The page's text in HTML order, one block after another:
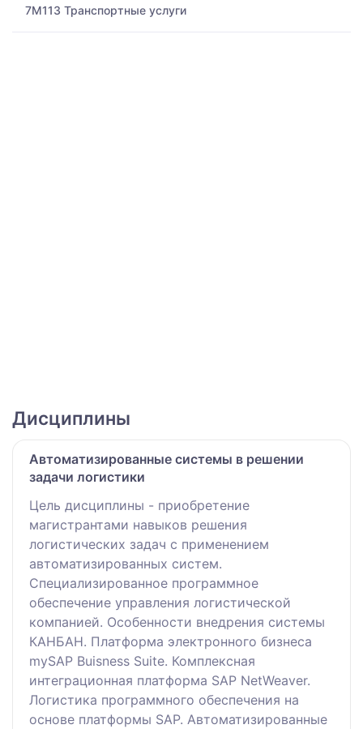
7M113 Транспортные услуги
Дисциплины
Автоматизированные системы в решении
задачи логистики
Цель дисциплины - приобретение
магистрантами навыков решения
логистических задач с применением
автоматизированных систем.
Специализированное программное
обеспечение управления логистической
компанией. Особенности внедрения системы
КАНБАН. Платформа электронного бизнеса
mySAP Buisness Suite. Комплексная
интеграционная платформа SAP NetWeaver.
Логистика программного обеспечения на
основе платформы SAP. Автоматизированные